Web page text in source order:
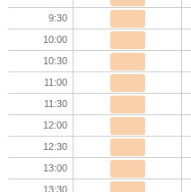
9:30
10:00
10:30
11:00
11:30
12:00
12:30
13:00
13:30